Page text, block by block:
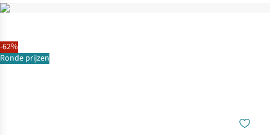
-62%
Ronde prijzen